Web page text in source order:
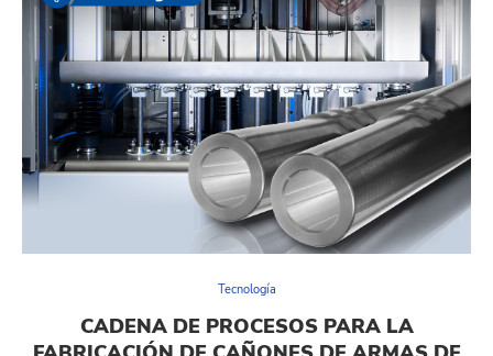
Tecnología
CADENA DE PROCESOS PARA LA